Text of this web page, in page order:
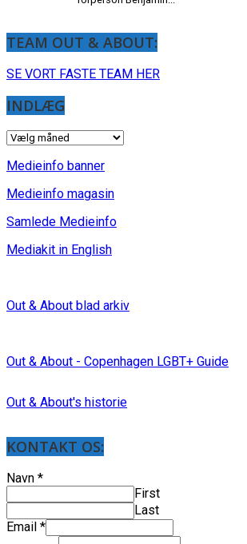
TEAM OUT & ABOUT:
SE VORT FASTE TEAM HER
INDLÆG
INDLÆG
Medieinfo banner
Medieinfo magasin
Samlede Medieinfo
Mediakit in English
Out & About blad arkiv
Out & About - Copenhagen LGBT+ Guide
Out & About's historie
KONTAKT OS:
Navn *
First
Last
Email *